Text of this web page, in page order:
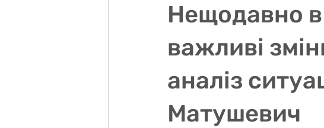
Майнове право
Нещодавно в
важливі
аналіз
Матушевич